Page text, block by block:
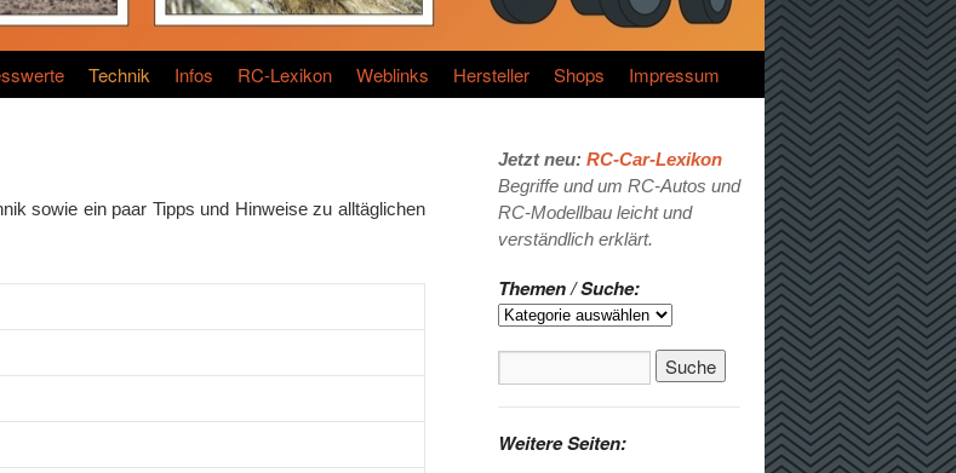
Technik Infos RC-Lexikon Weblinks Hersteller Shops Impressum
sowie ein paar Tipps und Hinweise zu alltäglichen
Jetzt neu: RC-Car-Lexikon
Begriffe und um RC-Autos und
RC-Modellbau leicht und
verständlich erklärt.
Themen / Suche:
Weitere Seiten: